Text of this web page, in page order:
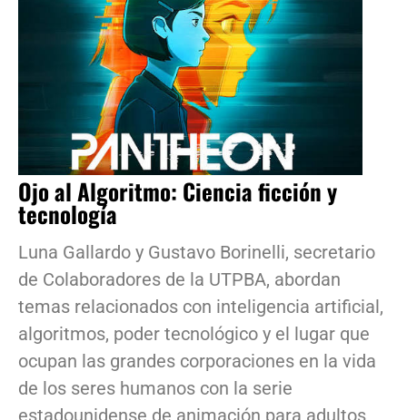
Ojo al Algoritmo: Ciencia ficción y
tecnología
Luna Gallardo y Gustavo Borinelli, secretario
de Colaboradores de la UTPBA, abordan
temas relacionados con inteligencia artificial,
algoritmos, poder tecnológico y el lugar que
ocupan las grandes corporaciones en la vida
de los seres humanos con la serie